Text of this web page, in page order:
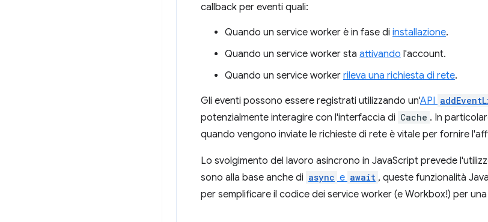
callback per eventi quali:
Quando un service worker è in fase di installazione.
Quando un service worker sta attivando l'account.
Quando un service worker rileva una richiesta di rete.
Gli eventi possono essere registrati utilizzando un'API
potenzialmente interagire con l'interfaccia di Cache . In
quando vengono inviate le richieste di rete è vitale per fornire
Lo svolgimento del lavoro asincrono in JavaScript prevede
sono alla base anche di async e await , queste funzionalità
per semplificare il codice dei service worker (e Workbox!) per